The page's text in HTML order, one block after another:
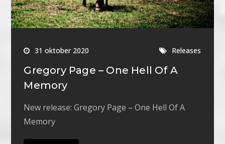
31 oktober 2020 Releases
Gregory Page – One Hell Of A
Memory
New release: Gregory Page – One Hell Of A
Memory